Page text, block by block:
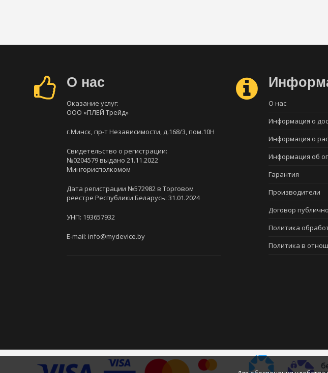
О нас
Оказание услуг:
ООО «ПЛЕЙ Трейд»
г.Минск, пр-т Независимости, д.168/3, пом.10Н
Свидетельство о регистрации:
№0204579 выдано 21.11.2022
Мингорисполкомом
Дата регистрации №572982 в Торговом
реестре Республики Беларусь: 31.01.2024
УНП: 193657932
E-mail: info@mydevice.by
О нас
Информация о
Информация о
Информация об
Гарантия
Производители
Договор
Политика
Политика в